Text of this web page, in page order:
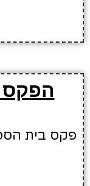
הפקס
פקס בית הספר: 03-